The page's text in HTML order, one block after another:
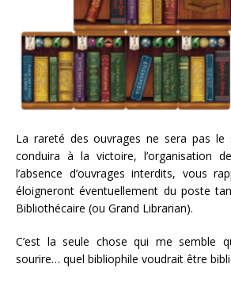
La rareté des ouvrages ne sera pas le
conduira à la victoire, l’organisation
l’absence d’ouvrages interdits, vous
éloigneront éventuellement du poste
Bibliothécaire (ou Grand Librarian).
C’est la seule chose qui me semble
sourire… quel bibliophile voudrait être